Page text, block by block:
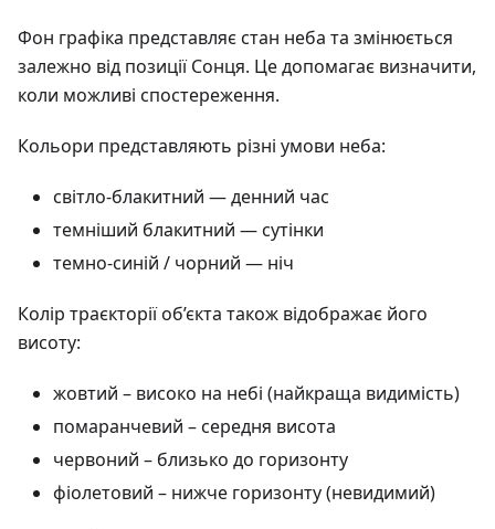
Фон графіка представляє стан неба та змінюється
залежно від позиції Сонця. Це допомагає визначити,
коли можливі спостереження.
Кольори представляють різні умови неба:
світло-блакитний — денний час
темніший блакитний — сутінки
темно-синій / чорний — ніч
Колір траєкторії об’єкта також відображає його
висоту:
жовтий – високо на небі (найкраща видимість)
помаранчевий – середня висота
червоний – близько до горизонту
фіолетовий – нижче горизонту (невидимий)